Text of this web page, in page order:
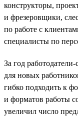
конструкторы,
и фрезеровщики,
по работе с
специалисты по
За год
для новых
гибко подходить к
и форматов работы
увеличил число